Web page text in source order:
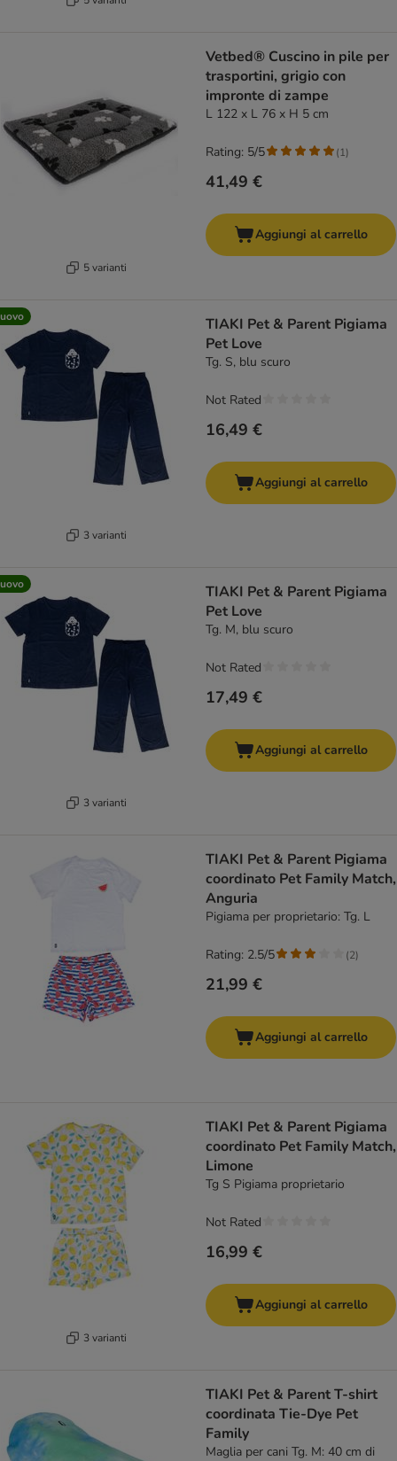
5 varianti
Vetbed® Cuscino in pile per
trasportini, grigio con
impronte di zampe
L 122 x L 76 x H 5 cm
41,49 €
Rating: 5/5 (1)
Aggiungi al carrello
3 varianti
TIAKI Pet & Parent Pigiama
Pet Love
Tg. S, blu scuro
16,49 €
Not Rated
Aggiungi al carrello
3 varianti
TIAKI Pet & Parent Pigiama
Pet Love
Tg. M, blu scuro
17,49 €
Not Rated
Aggiungi al carrello
TIAKI Pet & Parent Pigiama
coordinato Pet Family Match,
Anguria
Pigiama per proprietario: Tg. L
21,99 €
Rating: 2.5/5 (2)
Aggiungi al carrello
3 varianti
TIAKI Pet & Parent Pigiama
coordinato Pet Family Match,
Limone
Tg S Pigiama proprietario
16,99 €
Not Rated
Aggiungi al carrello
TIAKI Pet & Parent T-shirt
coordinata Tie-Dye Pet
Family
Maglia per cani Tg. M: 40 cm di